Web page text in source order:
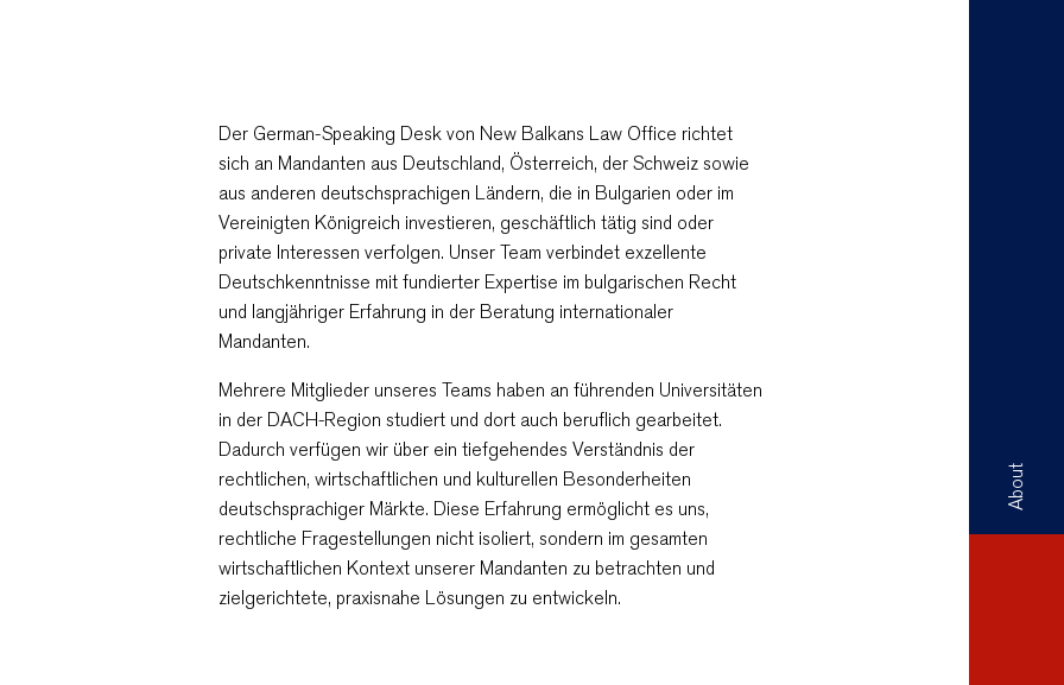
About
Der German-Speaking Desk von New Balkans Law Office richtet
sich an Mandanten aus Deutschland, Österreich, der Schweiz sowie
aus anderen deutschsprachigen Ländern, die in Bulgarien oder im
Vereinigten Königreich investieren, geschäftlich tätig sind oder
private Interessen verfolgen. Unser Team verbindet exzellente
Deutschkenntnisse mit fundierter Expertise im bulgarischen Recht
und langjähriger Erfahrung in der Beratung internationaler
Mandanten.
Mehrere Mitglieder unseres Teams haben an führenden Universitäten
in der DACH-Region studiert und dort auch beruflich gearbeitet.
Dadurch verfügen wir über ein tiefgehendes Verständnis der
rechtlichen, wirtschaftlichen und kulturellen Besonderheiten
deutschsprachiger Märkte. Diese Erfahrung ermöglicht es uns,
rechtliche Fragestellungen nicht isoliert, sondern im gesamten
wirtschaftlichen Kontext unserer Mandanten zu betrachten und
zielgerichtete, praxisnahe Lösungen zu entwickeln.